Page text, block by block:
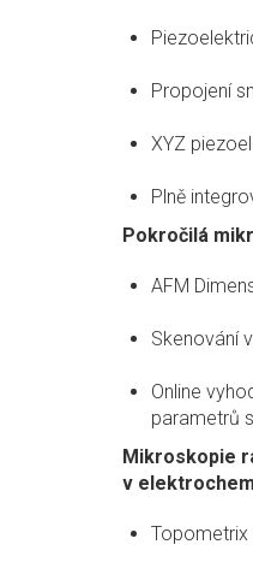
Propojení
XYZ
Plně
Pokročilá
AFM
Skenování
Online
parametrů
Mikroskopie
v
Topometrix